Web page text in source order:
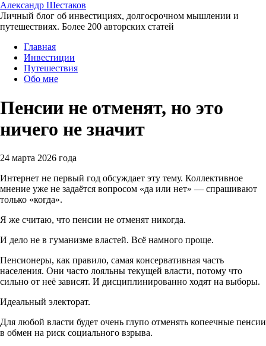
Александр Шестаков
Личный блог об инвестициях, долгосрочном мышлении и
путешествиях. Более 200 авторских статей
Главная
Инвестиции
Путешествия
Обо мне
Пенсии не отменят, но это
ничего не значит
24 марта 2026 года
Интернет не первый год обсуждает эту тему. Коллективное
мнение уже не задаётся вопросом «да или нет» — спрашивают
только «когда».
Я же считаю, что пенсии не отменят никогда.
И дело не в гуманизме властей. Всё намного проще.
Пенсионеры, как правило, самая консервативная часть
населения. Они часто лояльны текущей власти, потому что
сильно от неё зависят. И дисциплинированно ходят на выборы.
Идеальный электорат.
Для любой власти будет очень глупо отменять копеечные пенсии
в обмен на риск социального взрыва.